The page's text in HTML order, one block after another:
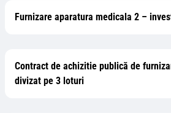
Furnizare aparatura medicala 2 –
Contract de achizitie publică de
divizat pe 3 loturi